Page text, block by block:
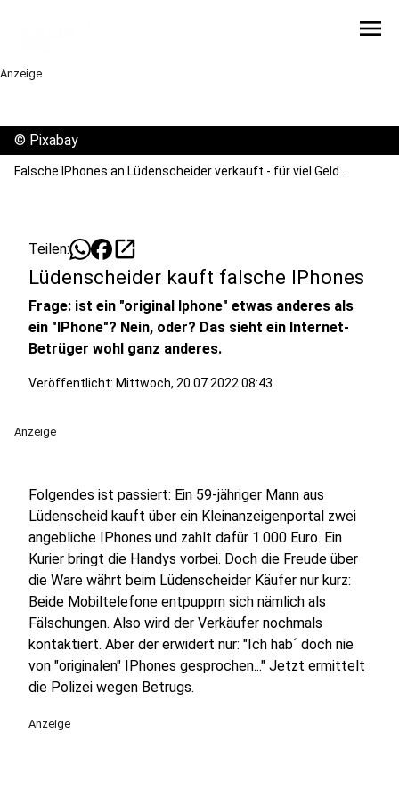
menu
Anzeige
© Pixabay
Falsche IPhones an Lüdenscheider verkauft - für viel Geld...
Teilen: open_in_new
Lüdenscheider kauft falsche IPhones
Frage: ist ein "original Iphone" etwas anderes als
ein "IPhone"? Nein, oder? Das sieht ein Internet-
Betrüger wohl ganz anderes.
Veröffentlicht: Mittwoch, 20.07.2022 08:43
Anzeige
Folgendes ist passiert: Ein 59-jähriger Mann aus
Lüdenscheid kauft über ein Kleinanzeigenportal zwei
angebliche IPhones und zahlt dafür 1.000 Euro. Ein
Kurier bringt die Handys vorbei. Doch die Freude über
die Ware währt beim Lüdenscheider Käufer nur kurz:
Beide Mobiltelefone entpupprn sich nämlich als
Fälschungen. Also wird der Verkäufer nochmals
kontaktiert. Aber der erwidert nur: "Ich hab´ doch nie
von "originalen" IPhones gesprochen..." Jetzt ermittelt
die Polizei wegen Betrugs.
Anzeige